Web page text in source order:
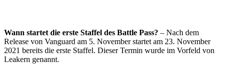
Wann startet die erste Staffel des Battle Pass? – Nach dem
Release von Vanguard am 5. November startet am 23. November
2021 bereits die erste Staffel. Dieser Termin wurde im Vorfeld von
Leakern genannt.